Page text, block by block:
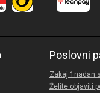
Poslovni
Zakaj
Želite objaviti